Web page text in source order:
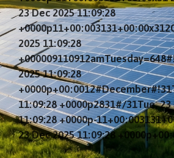
23 Dec 2025 11:09:28
2025 11:09:28
2025 11:09:28
11:09:28 +0000p2831#/31Tue, 23
11:09:28 +0000p-
23 Dec 2025 11:09:28